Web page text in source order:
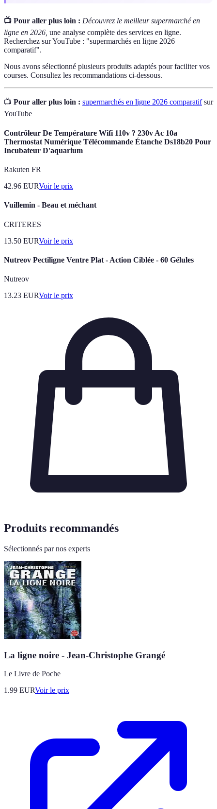
📺 Pour aller plus loin : Découvrez le meilleur supermarché en
ligne en 2026, une analyse complète des services en ligne.
Recherchez sur YouTube : "supermarchés en ligne 2026
comparatif".
Nous avons sélectionné plusieurs produits adaptés pour faciliter vos
courses. Consultez les recommandations ci-dessous.
📺 Pour aller plus loin : supermarchés en ligne 2026 comparatifsur
YouTube
Contrôleur De Température Wifi 110v ? 230v Ac 10a
Thermostat Numérique Télécommande Étanche Ds18b20 Pour
Incubateur D'aquarium
Rakuten FR
42.96 EURVoir le prix
Vuillemin - Beau et méchant
CRITERES
13.50 EURVoir le prix
Nutreov Pectiligne Ventre Plat - Action Ciblée - 60 Gélules
Nutreov
13.23 EURVoir le prix
Produits recommandés
Sélectionnés par nos experts
La ligne noire - Jean-Christophe Grangé
Le Livre de Poche
1.99 EURVoir le prix